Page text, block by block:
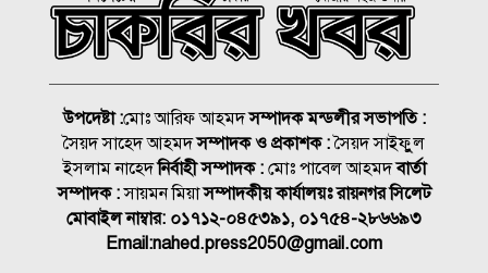
১৮নং ওয়ার্ড বিএনপির উদ্যোগে
মতবিনিময় ও উন্মুক্ত আলোচনা
সভা
কিনব্রিজ আড়াল করে ‘আই লাভ
সিলেট’ সাইনেজ কেন?
সিলেট মহানগর বিএনপির
সভাপতির দায়িত্বে ফিরলেন নাসিম
উপদেষ্টা :মোঃ আরিফ আহমদসম্পাদক মন্ডলীর সভাপতি :
সৈয়দ সাহেদ আহমদসম্পাদক ও প্রকাশক :সৈয়দ সাইফুুল
ইসলাম নাহেদনির্বাহী সম্পাদক :মোঃ পাবেল আহমদবার্তা
সম্পাদক :সায়মন মিয়াসম্পাদকীয় কার্যালয়ঃ রায়নগর সিলেট
মোবাইল নাম্বার: ০১৭১২-০৪৫৩৯১, ০১৭৫৪-২৮৬৬৯৩
Email:nahed.press2050@gmail.com